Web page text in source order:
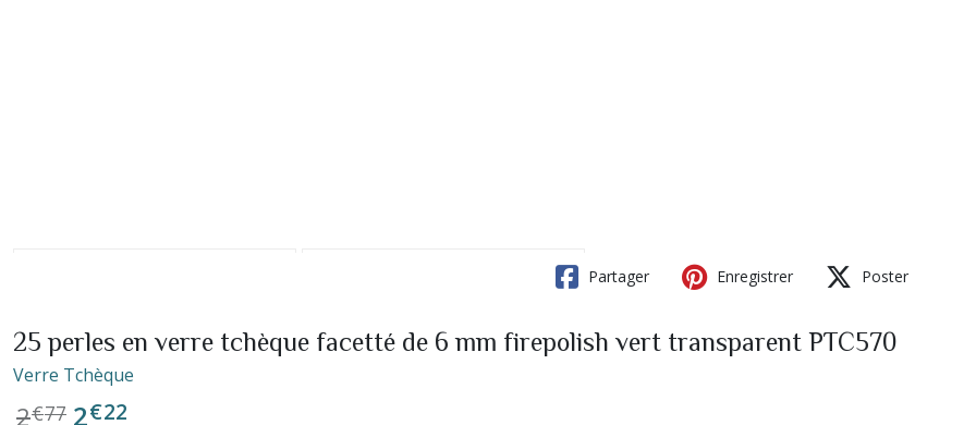
Partager Enregistrer Poster
25 perles en verre tchèque facetté de 6 mm firepolish vert transparent PTC570
Verre Tchèque
2€77 2€22